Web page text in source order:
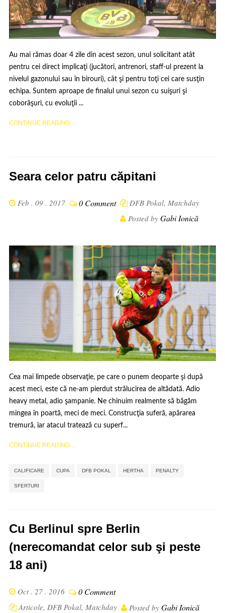
Au mai rămas doar 4 zile din acest sezon, unul solicitant atât
pentru cei direct implicaţi (jucători, antrenori, staff-ul prezent la
nivelul gazonului sau în birouri), cât şi pentru toţi cei care susţin
echipa. Suntem aproape de finalul unui sezon cu suişuri şi
coborâşuri, cu evoluţii ...
CONTINUE READING ...
Seara celor patru căpitani
Feb . 09 . 2017 0 Comment DFB Pokal, Matchday
Posted by Gabi Ionică
Cea mai limpede observaţie, pe care o punem deoparte şi după
acest meci, este că ne-am pierdut strălucirea de altădată. Adio
heavy metal, adio şampanie. Ne chinuim realmente să băgăm
mingea în poartă, meci de meci. Construcţia suferă, apărarea
tremură, iar atacul tratează cu superf...
CONTINUE READING ...
CALIFICARE CUPA DFB POKAL HERTHA PENALTY
SFERTURI
Cu Berlinul spre Berlin
(nerecomandat celor sub şi peste
18 ani)
Oct . 27 . 2016 0 Comment
Articole, DFB Pokal, Matchday Posted by Gabi Ionică